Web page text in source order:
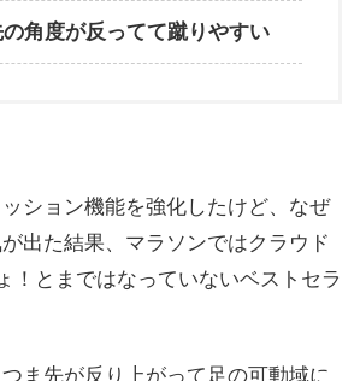
角度が反ってて蹴りやすい
ション機能を強化したけど、なぜ
出た結果、マラソンではクラウド
！とまではなっていないベストセラ
ま先が反り上がって足の可動域に